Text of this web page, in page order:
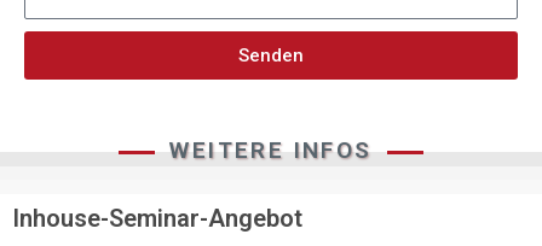
Senden
WEITERE INFOS
Inhouse-Seminar-Angebot